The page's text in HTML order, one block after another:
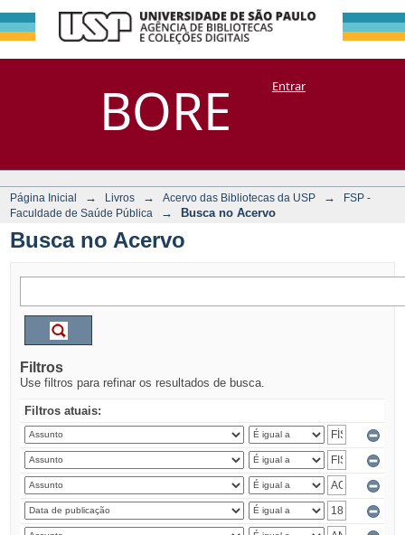
BORE
Busca no Acervo
DSpace/Manakin + CoriscoEntrar
Página Inicial → Livros → Acervo das Bibliotecas da USP →
FSP -
Faculdade de Saúde Pública
→ Busca no Acervo
Busca no Acervo
Filtros
Use filtros para refinar os resultados de busca.
Filtros atuais: